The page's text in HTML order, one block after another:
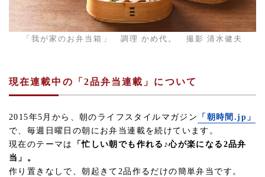
「我が家のお弁当箱」 調理 かめ代。 撮影 清水健夫
現在連載中の「2品弁当連載」について
2015年5月から、朝のライフスタイルマガジン
「朝時間.jp」
で、毎週日曜日の朝にお弁当連載を続けています。
現在のテーマは
「忙しい朝でも作れる♪心が楽になる2品弁
当」。
作り置きなしで、朝起きて2品作るだけの簡単弁当です。